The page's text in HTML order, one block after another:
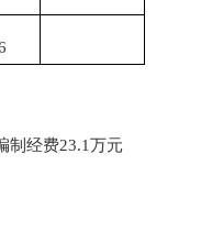
制经费23.1万元